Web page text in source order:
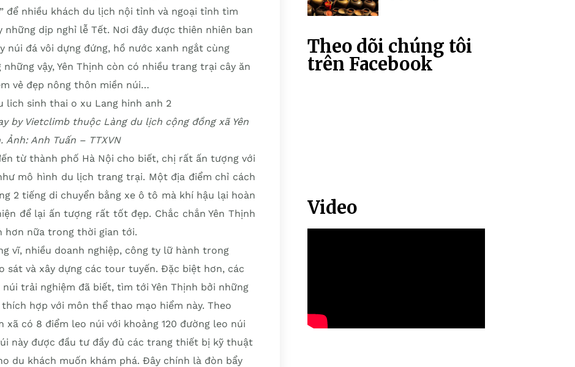
để nhiều khách du lịch nội tỉnh và ngoại tỉnh tìm
những dịp nghỉ lễ Tết. Nơi đây được thiên nhiên ban
núi đá vôi dựng đứng, hồ nước xanh ngắt cùng
vậy, Yên Thịnh còn có nhiều trang trại cây ăn
vẻ đẹp nông thôn miền núi…
by Vietclimb thuộc Làng du lịch cộng đồng xã Yên
Ảnh: Anh Tuấn – TTXVN
từ thành phố Hà Nội cho biết, chị rất ấn tượng với
mô hình du lịch trang trại. Một địa điểm chỉ cách
2 tiếng di chuyển bằng xe ô tô mà khí hậu lại hoàn
để lại ấn tượng rất tốt đẹp. Chắc chắn Yên Thịnh
hơn nữa trong thời gian tới.
vĩ, nhiều doanh nghiệp, công ty lữ hành trong
sát và xây dựng các tour tuyến. Đặc biệt hơn, các
trải nghiệm đã biết, tìm tới Yên Thịnh bởi những
hợp với môn thể thao mạo hiểm này. Theo
xã có 8 điểm leo núi với khoảng 120 đường leo núi
này được đầu tư đầy đủ các trang thiết bị kỹ thuật
du khách muốn khám phá. Đây chính là đòn bẩy
Theo dõi chúng tôi
trên Facebook
Video